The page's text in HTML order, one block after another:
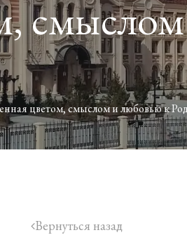
цветом, смыслом и любовью к
icon
Вернуться назад